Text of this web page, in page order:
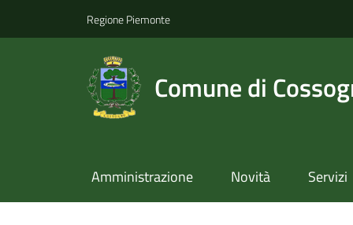
Regione Piemonte
Comune di
Amministrazione Novità Servizi